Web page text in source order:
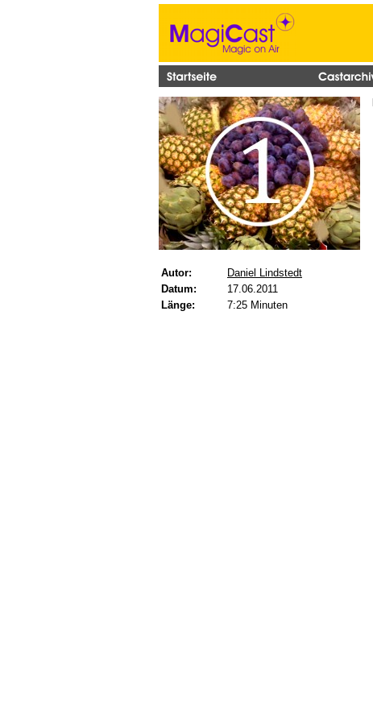
Autor:
Daniel Lindstedt
Datum:
17.06.2011
Länge:
7:25 Minuten